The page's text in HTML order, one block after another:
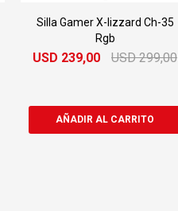
Silla Gamer X-lizzard Ch-35
Rgb
USD 239,00 USD 299,00